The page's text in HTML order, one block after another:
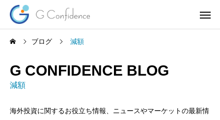
ブログ 減額
G CONFIDENCE BLOG
減額
海外投資に関するお役立ち情報、ニュースやマーケットの最新情